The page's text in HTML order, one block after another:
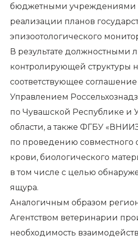
бюджетными учреждениями
реализации планов
эпизоотологического
В результате должностными
контролирующей структуры
соответствующее
Управлением
по Чувашской Республике и
области, а также ФГБУ
по проведению совместного
крови, биологического
в том числе с целью
ящура.
Аналогичным образом
Агентством ветеринарии
необходимость